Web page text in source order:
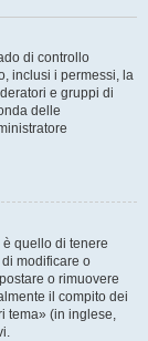
di controllo
inclusi i permessi, la
e gruppi di
delle
è quello di tenere
modificare o
o rimuovere
il compito dei
tema» (in inglese,